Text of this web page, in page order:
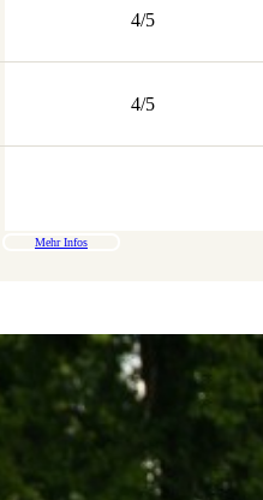
4/5
4/5
Mehr Infos